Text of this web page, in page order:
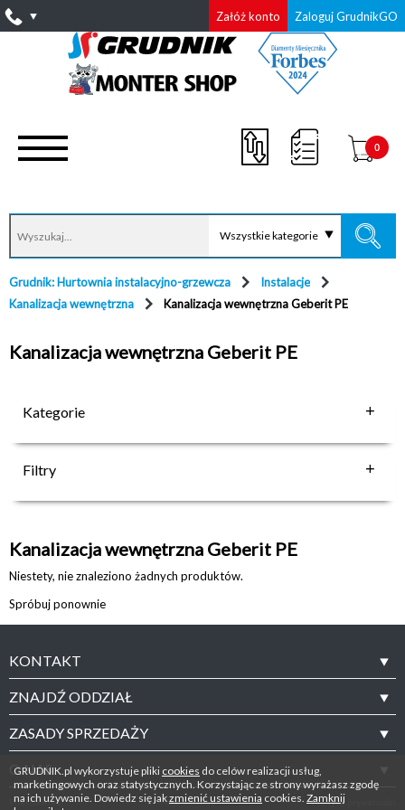
Załóż konto Zaloguj GrudnikGO
Wszystkie kategorie
0
Grudnik: Hurtownia instalacyjno-grzewcza
Instalacje
Kanalizacja wewnętrzna
Kanalizacja wewnętrzna Geberit PE
Kanalizacja wewnętrzna Geberit PE
Kategorie
Filtry
Kanalizacja wewnętrzna Geberit PE
Niestety, nie znaleziono żadnych produktów.
Spróbuj ponownie
KONTAKT
ZNAJDŹ ODDZIAŁ
ZASADY SPRZEDAŻY
O NAS
Pliki cookies Mapa serwisu
Polityka prywatności
GRUDNIK.pl wykorzystuje pliki cookies do celów realizacji usług,
marketingowych oraz statystycznych. Korzystając ze strony wyrażasz zgodę
na ich używanie. Dowiedz się jakzmienić ustawienia cookies. Zamknij